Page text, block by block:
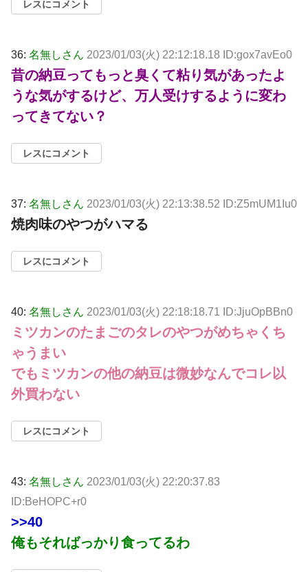
レスにコメント
36: 名無しさん 2023/01/03(火) 22:12:18.18 ID:gox7avEo0
昔の納豆ってもっと臭くて粘り気があったよ
うな気がするけど、万人受けするように変わ
ってきてない？
レスにコメント
37: 名無しさん 2023/01/03(火) 22:13:38.52 ID:Z5mUM1Iu0
焼肉味のやつがハマる
レスにコメント
40: 名無しさん 2023/01/03(火) 22:18:18.71 ID:JjuOpBBn0
ミツカンのたまごのタレのやつがめちゃくち
ゃうまい
でもミツカンの他の納豆は微妙なんでコレ以
外買わない
レスにコメント
43: 名無しさん 2023/01/03(火) 22:20:37.83
ID:BeHOPC+r0
>>40
俺もそればっかり食ってるわ